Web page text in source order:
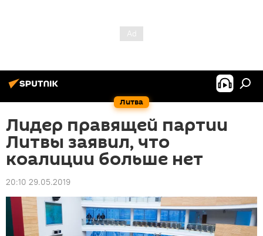
Литва
Лидер правящей партии
Литвы заявил, что
коалиции больше нет
20:10 29.05.2019